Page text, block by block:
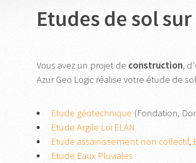
Etudes de sol
Vous avez un projet de construction, d'
Azur Geo Logic réalise votre étude de
Etude géotechnique (Fondation,
Etude Argile Loi ELAN
Etude assainissement non collectif,
Etude Eaux Pluviales